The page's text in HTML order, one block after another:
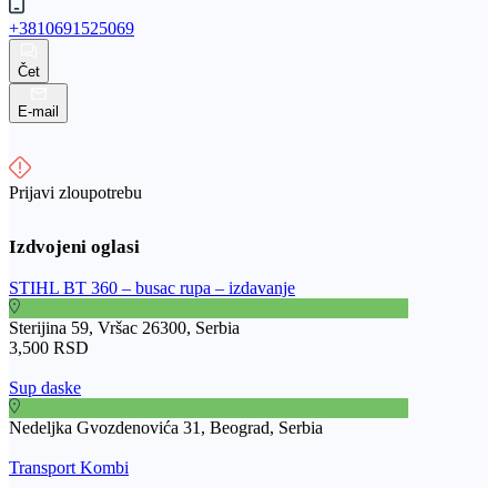
+3810691525069
Čet
E-mail
Prijavi zloupotrebu
STIHL BT 360 – busac rupa – izdavanje
Sterijina 59, Vršac 26300, Serbia
3,500 RSD
Sup daske
Nedeljka Gvozdenovića 31, Beograd, Serbia
Transport Kombi